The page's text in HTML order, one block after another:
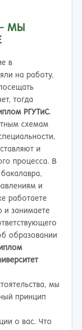
МЫ
в
на работу,
тогда
РГУТиС.
схемам
и
процесса. В
и
работаете
и занимаете
образовании
мы
принцип
о вас. Что